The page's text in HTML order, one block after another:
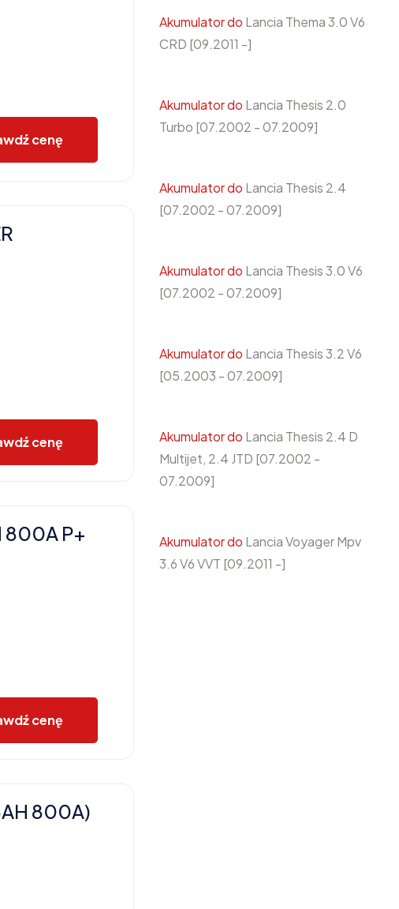
cenę
cenę
800A P+
cenę
800A)
Akumulator do Lancia Thema 3.0 V6
CRD [09.2011 -]
Akumulator do Lancia Thesis 2.0
Turbo [07.2002 - 07.2009]
Akumulator do Lancia Thesis 2.4
[07.2002 - 07.2009]
Akumulator do Lancia Thesis 3.0 V6
[07.2002 - 07.2009]
Akumulator do Lancia Thesis 3.2 V6
[05.2003 - 07.2009]
Akumulator do Lancia Thesis 2.4 D
Multijet, 2.4 JTD [07.2002 -
07.2009]
Akumulator do Lancia Voyager Mpv
3.6 V6 VVT [09.2011 -]